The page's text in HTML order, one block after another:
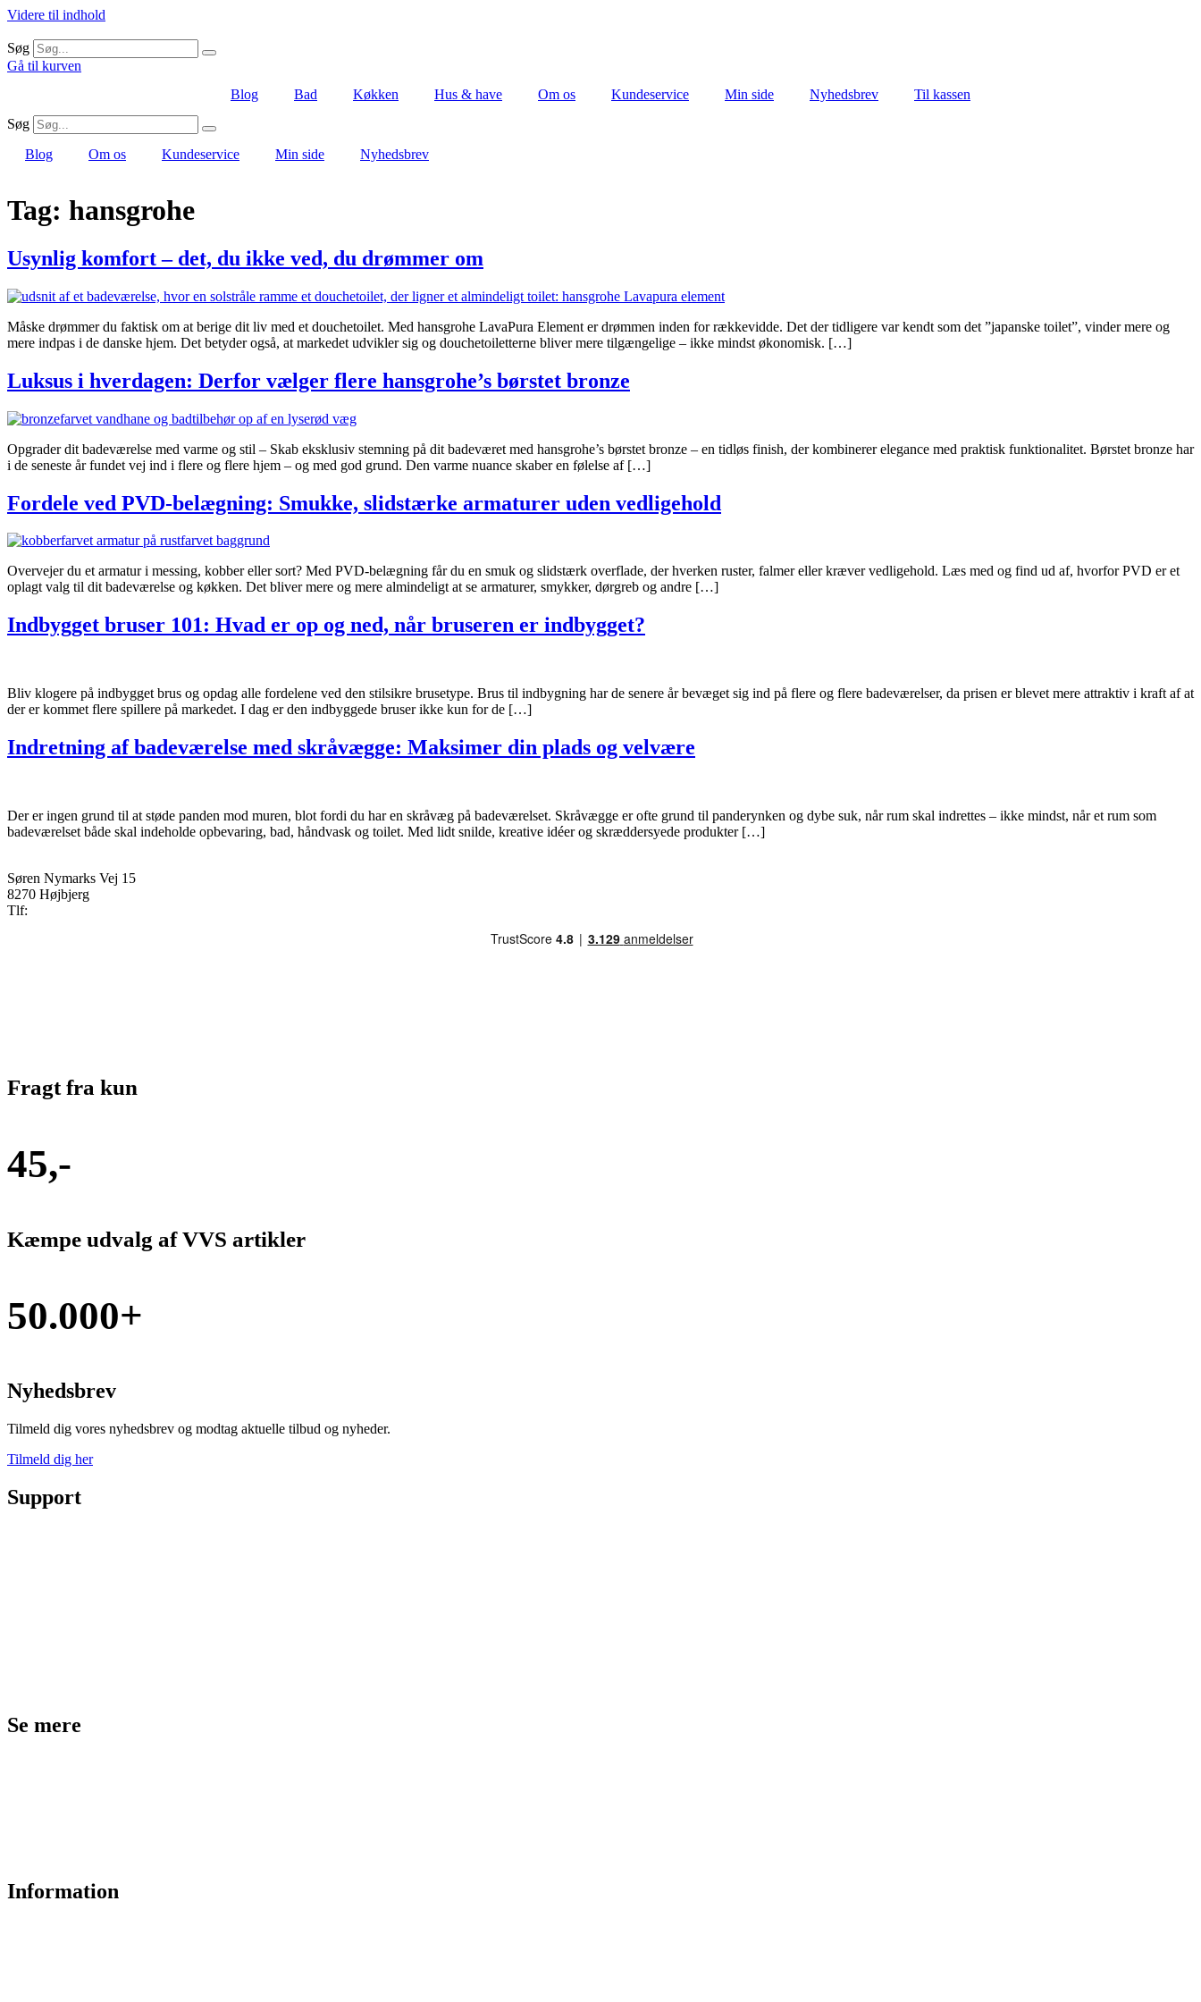
Videre til indhold
Søg
Gå til kurven
Blog
Bad Køkken Hus & have Om os Kundeservice Min side Nyhedsbrev
Til kassen
Søg
Blog
Om os Kundeservice Min side Nyhedsbrev
Tag: hansgrohe
Usynlig komfort – det, du ikke ved, du drømmer om
Måske drømmer du faktisk om at berige dit liv med et douchetoilet. Med hansgrohe LavaPura Element er drømmen inden for rækkevidde. Det der tidligere var kendt som det ”japanske toilet”, vinder mere og
mere indpas i de danske hjem. Det betyder også, at markedet udvikler sig og douchetoiletterne bliver mere tilgængelige – ikke mindst økonomisk. […]
Luksus i hverdagen: Derfor vælger flere hansgrohe’s børstet bronze
Opgrader dit badeværelse med varme og stil – Skab eksklusiv stemning på dit badeværet med hansgrohe’s børstet bronze – en tidløs finish, der kombinerer elegance med praktisk funktionalitet. Børstet bronze har
i de seneste år fundet vej ind i flere og flere hjem – og med god grund. Den varme nuance skaber en følelse af […]
Fordele ved PVD-belægning: Smukke, slidstærke armaturer uden vedligehold
Overvejer du et armatur i messing, kobber eller sort? Med PVD-belægning får du en smuk og slidstærk overflade, der hverken ruster, falmer eller kræver vedligehold. Læs med og find ud af, hvorfor PVD er et
oplagt valg til dit badeværelse og køkken. Det bliver mere og mere almindeligt at se armaturer, smykker, dørgreb og andre […]
Indbygget bruser 101: Hvad er op og ned, når bruseren er indbygget?
Bliv klogere på indbygget brus og opdag alle fordelene ved den stilsikre brusetype. Brus til indbygning har de senere år bevæget sig ind på flere og flere badeværelser, da prisen er blevet mere attraktiv i kraft af at
der er kommet flere spillere på markedet. I dag er den indbyggede bruser ikke kun for de […]
Indretning af badeværelse med skråvægge: Maksimer din plads og velvære
Der er ingen grund til at støde panden mod muren, blot fordi du har en skråvæg på badeværelset. Skråvægge er ofte grund til panderynken og dybe suk, når rum skal indrettes – ikke mindst, når et rum som
badeværelset både skal indeholde opbevaring, bad, håndvask og toilet. Med lidt snilde, kreative idéer og skræddersyede produkter […]
Søren Nymarks Vej 15
8270 Højbjerg
Tlf:
Fragt fra kun
45,-
Kæmpe udvalg af VVS artikler
50.000+
Nyhedsbrev
Tilmeld dig vores nyhedsbrev og modtag aktuelle tilbud og nyheder.
Tilmeld dig her
Support
Se mere
Information